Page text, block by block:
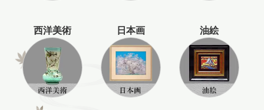
西洋美術 日本画 油絵